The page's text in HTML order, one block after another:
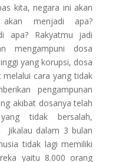
kita, negara ini akan
menjadi apa?
apa? Rakyatmu jadi
mengampuni dosa
yang korupsi, dosa
melalui cara yang tidak
pengampunan
akibat dosanya telah
tidak bersalah,
Jikalau dalam 3 bulan
tidak lagi memiliki
yaitu 8.000 orang